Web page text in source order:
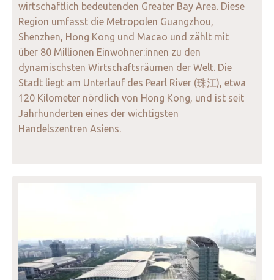
wirtschaftlich bedeutenden Greater Bay Area. Diese
Region umfasst die Metropolen Guangzhou,
Shenzhen, Hong Kong und Macao und zählt mit
über 80 Millionen Einwohner:innen zu den
dynamischsten Wirtschaftsräumen der Welt. Die
Stadt liegt am Unterlauf des Pearl River (珠江), etwa
120 Kilometer nördlich von Hong Kong, und ist seit
Jahrhunderten eines der wichtigsten
Handelszentren Asiens.